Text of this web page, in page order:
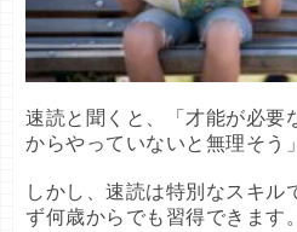
速読と聞くと、「才能が必要
からやっていないと無理そう
しかし、速読は特別なスキル
ず何歳からでも習得できます。